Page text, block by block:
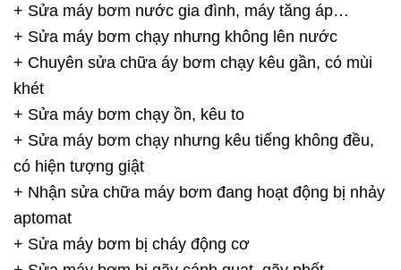
+ Sửa máy bơm nước gia đình, máy tăng áp…
+ Sửa máy bơm chạy nhưng không lên nước
+ Chuyên sửa chữa áy bơm chạy kêu gần, có mùi
khét
+ Sửa máy bơm chạy ồn, kêu to
+ Sửa máy bơm chạy nhưng kêu tiếng không đều,
có hiện tượng giật
+ Nhận sửa chữa máy bơm đang hoạt động bị nhảy
aptomat
+ Sửa máy bơm bị cháy động cơ